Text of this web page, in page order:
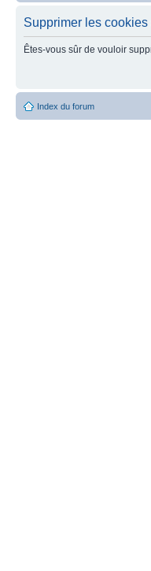
Supprimer les cookies
Êtes-vous sûr de vouloir
Index du forum